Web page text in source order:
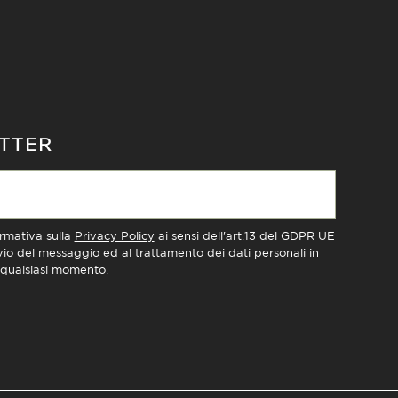
sulla Privacy Policy ai sensi dell'art.13 del GDPR UE
del messaggio ed al trattamento dei dati personali in
momento.